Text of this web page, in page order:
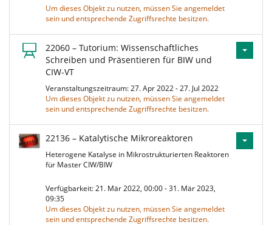
Um dieses Objekt zu nutzen, müssen Sie angemeldet
sein und entsprechende Zugriffsrechte besitzen.
22060 – Tutorium: Wissenschaftliches
Schreiben und Präsentieren für BIW und
CIW-VT
Veranstaltungszeitraum: 27. Apr 2022 - 27. Jul 2022
Um dieses Objekt zu nutzen, müssen Sie angemeldet
sein und entsprechende Zugriffsrechte besitzen.
22136 – Katalytische Mikroreaktoren
Heterogene Katalyse in Mikrostrukturierten Reaktoren
für Master CIW/BIW
Verfügbarkeit: 21. Mär 2022, 00:00 - 31. Mär 2023,
09:35
Um dieses Objekt zu nutzen, müssen Sie angemeldet
sein und entsprechende Zugriffsrechte besitzen.